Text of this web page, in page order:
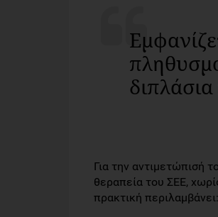
Για την αντιμετώπισή
θεραπεία του ΣΕΕ,
πρακτική περιλαμβάνει: